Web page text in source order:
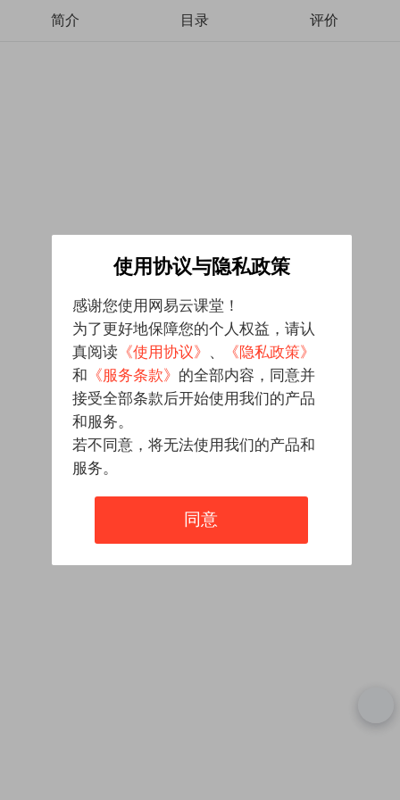
简介 目录 评价
使用协议与隐私政策
感谢您使用网易云课堂！
为了更好地保障您的个人权益，请认
真阅读 《使用协议》 、
《隐私政策》
和 《服务条款》 的全部内容，同意并
接受全部条款后开始使用我们的产品
和服务。
若不同意，将无法使用我们的产品和
服务。
同意